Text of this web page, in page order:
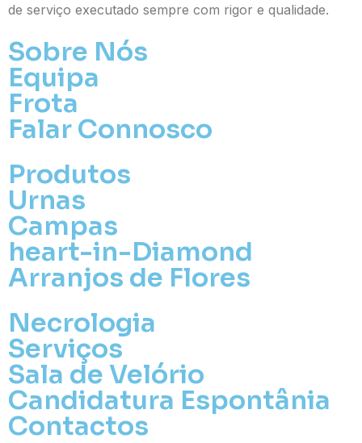
de serviço executado sempre com rigor e qualidade.
Sobre Nós
Equipa
Frota
Falar Connosco
Produtos
Urnas
Campas
heart-in-Diamond
Arranjos de Flores
Necrologia
Serviços
Sala de Velório
Candidatura Espontânia
Contactos